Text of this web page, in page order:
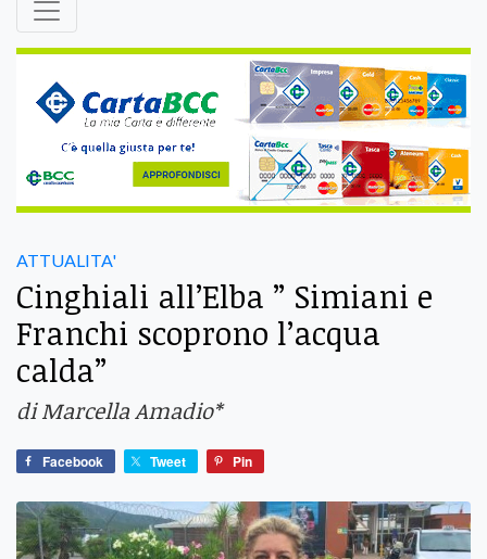
ATTUALITA'
Cinghiali all’Elba ” Simiani e
Franchi scoprono l’acqua
calda”
di Marcella Amadio*
Facebook Tweet Pin